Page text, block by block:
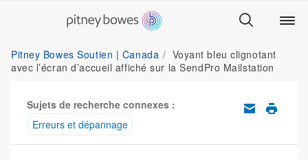
Pitney Bowes Soutien | Canada
Voyant bleu clignotant
avec l’écran d’accueil affiché sur la SendPro Mailstation
Sujets de recherche connexes :
Erreurs et dépannage